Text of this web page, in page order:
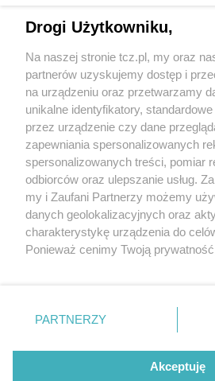
O FIRMIE POLITYKA
REKLAMA WSPÓŁPRACA RSS
Nasze serwisy
Aktualności
Tcz24
Historia miasta
Drogi Użytkowniku,
Na naszej stronie tcz.pl, my oraz
partnerów uzyskujemy dostęp i
na urządzeniu oraz przetwarzamy
unikalne identyfikatory,
przez urządzenie czy dane
zapewniania spersonalizowanych
spersonalizowanych treści, pomiar
odbiorców oraz ulepszanie usług.
my i Zaufani Partnerzy możemy
danych geolokalizacyjnych oraz
charakterystykę urządzenia do
Ponieważ cenimy Twoją
znajdujący się w lewym dolnym
przetwarzaniu. Preferencje będą
PARTNERZY
Akceptuję